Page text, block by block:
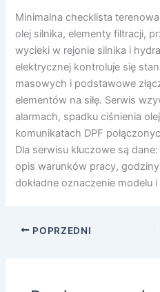
Minimalna checklista
olej silnika, elementy filtracji,
wycieki w rejonie silnika i
elektrycznej kontroluje się
masowych i podstawowe
elementów na siłę. Serwis
alarmach, spadku ciśnienia
komunikatach DPF
Dla serwisu kluczowe są
opis warunków pracy,
dokładne oznaczenie modelu
POPRZEDNI